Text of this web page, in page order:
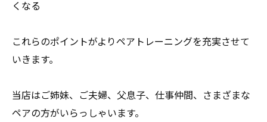
くなる
これらのポイントがよりペアトレーニングを充実させて
いきます。
当店はご姉妹、ご夫婦、父息子、仕事仲間、
さまざまな
ペアの方がいらっしゃいます。